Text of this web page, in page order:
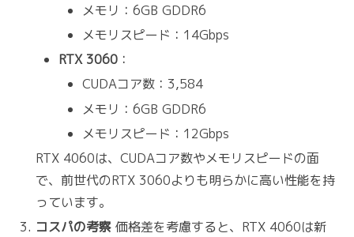
メモリ：6GB GDDR6
メモリスピード：14Gbps
RTX 3060 ：
CUDAコア数：3,584
メモリ：6GB GDDR6
メモリスピード：12Gbps
RTX 4060は、CUDAコア数やメモリスピードの面
で、前世代のRTX 3060よりも明らかに高い性能を持
っています。
コスパの考察 価格差を考慮すると、RTX 4060は新